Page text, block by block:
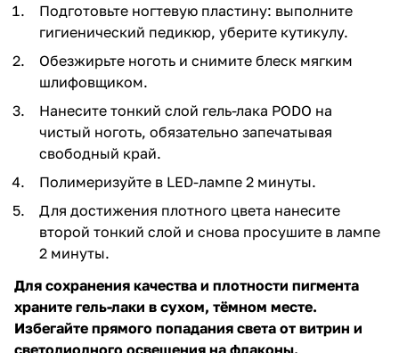
Подготовьте ногтевую пластину: выполните
гигиенический педикюр, уберите кутикулу.
Обезжирьте ноготь и снимите блеск мягким
шлифовщиком.
Нанесите тонкий слой гель-лака PODO на
чистый ноготь, обязательно запечатывая
свободный край.
Полимеризуйте в LED-лампе 2 минуты.
Для достижения плотного цвета нанесите
второй тонкий слой и снова просушите в лампе
2 минуты.
Для сохранения качества и плотности пигмента
храните гель-лаки в сухом, тёмном месте.
Избегайте прямого попадания света от витрин и
светодиодного освещения на флаконы.